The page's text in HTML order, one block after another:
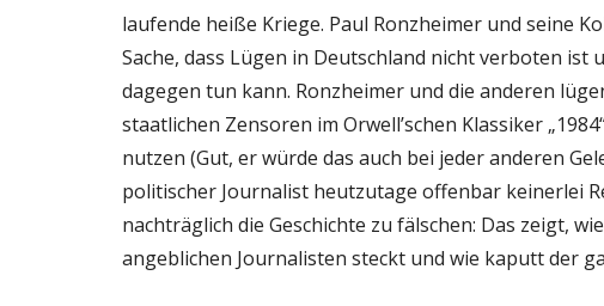
laufende heiße Kriege. Paul Ronzheimer und seine
Sache, dass Lügen in Deutschland nicht verboten
dagegen tun kann. Ronzheimer und die anderen
staatlichen Zensoren im Orwell’schen Klassiker
nutzen (Gut, er würde das auch bei jeder anderen
politischer Journalist heutzutage offenbar keinerlei
nachträglich die Geschichte zu fälschen: Das zeigt,
angeblichen Journalisten steckt und wie kaputt der